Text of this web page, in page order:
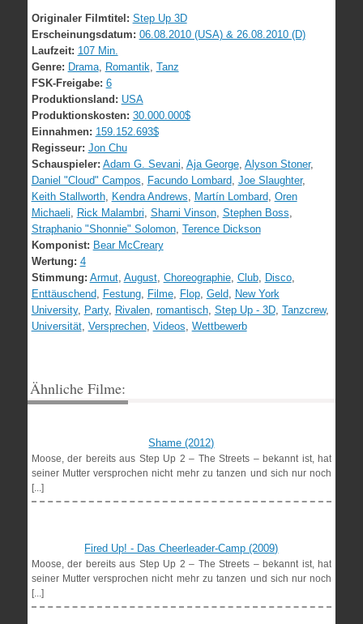
Originaler Filmtitel: Step Up 3D
Erscheinungsdatum: 06.08.2010 (USA) & 26.08.2010 (D)
Laufzeit: 107 Min.
Genre: Drama, Romantik Tanz
FSK-Freigabe: 6
Produktionsland: USA
Produktionskosten: 30.000.000$
Einnahmen: 159.152.693$
Regisseur: Jon Chu
Schauspieler: Adam G. Sevani Aja George, Alyson Stoner,
Daniel "Cloud" Campos
Facundo Lombard, Joe Slaughter,
Keith Stallworth, Kendra Andrews Martín Lombard, Oren
Michaeli
Rick Malambri Sharni Vinson, Stephen Boss
Straphanio "Shonnie" Solomon, Terence Dickson
Komponist: Bear McCreary
Wertung: 4
Stimmung: Armut, August, Choreographie, Club, Disco,
Enttäuschend, Festung, Filme, Flop, Geld, New York
University, Party, Rivalen, romantisch, Step Up - 3D, Tanzcrew,
Universität, Versprechen, Videos Wettbewerb
Ähnliche Filme:
Shame (2012)
Moose, der bereits aus Step Up 2 – The Streets – bekannt ist, hat
seiner Mutter versprochen nicht mehr zu tanzen und sich nur noch
[...]
Fired Up! - Das Cheerleader-Camp (2009)
Moose, der bereits aus Step Up 2 – The Streets – bekannt ist, hat
seiner Mutter versprochen nicht mehr zu tanzen und sich nur noch
[...]